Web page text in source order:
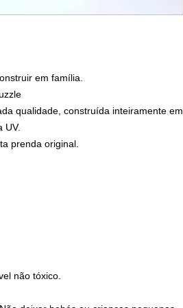
em família.
qualidade, construída inteiramente em
UV.
prenda original.
não tóxico.